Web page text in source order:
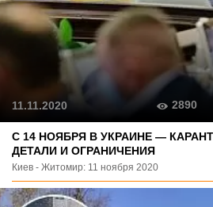
С 14 НОЯБРЯ В УКРАИНЕ —
ДЕТАЛИ И ОГРАНИЧЕНИЯ
Киев - Житомир: 11 ноября 2020
11.11.2020 2890